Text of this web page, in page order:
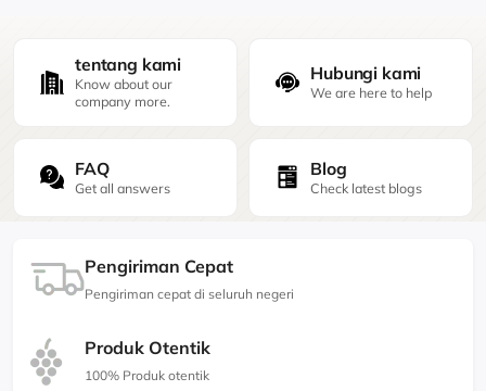
tentang kami
Know about our
company more.
Hubungi kami
We are here to help
FAQ
Get all answers
Blog
Check latest blogs
Pengiriman Cepat
Pengiriman cepat di seluruh negeri
Produk Otentik
100% Produk otentik